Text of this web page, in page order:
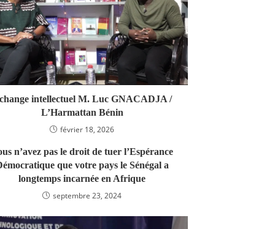
intellectuel M. Luc GNACADJA /
L’Harmattan Bénin
février 18, 2026
n’avez pas le droit de tuer l’Espérance
que votre pays le Sénégal a
longtemps incarnée en Afrique
septembre 23, 2024